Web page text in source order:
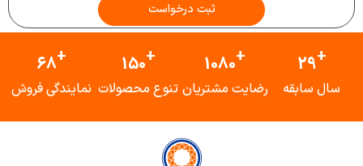
ثبت درخواست
سال سابقه
+
29
رضایت مشتریان
+
1080
تنوع محصولات
+
150
نمایندگی فروش
+
68